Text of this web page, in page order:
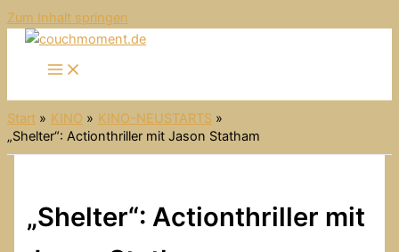
Zum Inhalt springen
Start KINO
KINO-NEUSTARTS
„Shelter“: Actionthriller mit Jason Statham
„Shelter“: Actionthriller mit